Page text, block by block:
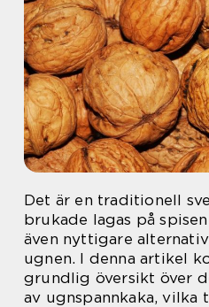
Det är en traditionell
brukade lagas på
även nyttigare
ugnen. I denna artikel
grundlig översikt över
av ugnspannkaka, vilka